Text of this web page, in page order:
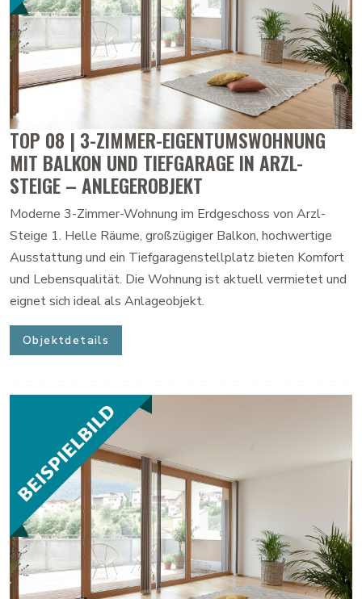
TOP 08 | 3-ZIMMER-EIGENTUMSWOHNUNG
MIT BALKON UND TIEFGARAGE IN ARZL-
STEIGE – ANLEGEROBJEKT
Moderne 3-Zimmer-Wohnung im Erdgeschoss von Arzl-
Steige 1. Helle Räume, großzügiger Balkon, hochwertige
Ausstattung und ein Tiefgaragenstellplatz bieten Komfort
und Lebensqualität. Die Wohnung ist aktuell vermietet und
eignet sich ideal als Anlageobjekt.
Objektdetails